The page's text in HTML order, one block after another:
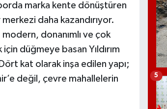
marka kente dönüştüren
daha kazandırıyor.
donanımlı ve çok
düğmeye basan Yıldırım
kat olarak inşa edilen yapı;
değil, çevre mahallelerin
5